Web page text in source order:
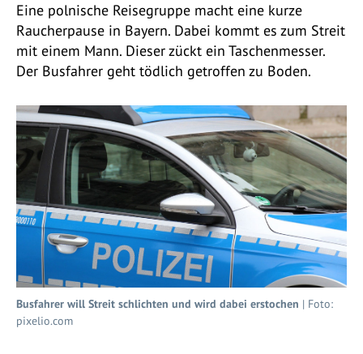
Eine polnische Reisegruppe macht eine kurze
Raucherpause in Bayern. Dabei kommt es zum Streit
mit einem Mann. Dieser zückt ein Taschenmesser.
Der Busfahrer geht tödlich getroffen zu Boden.
Busfahrer will Streit schlichten und wird dabei erstochen | Foto:
pixelio.com